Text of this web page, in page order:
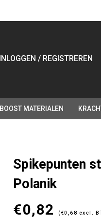
INLOGGEN / REGISTREREN
BOOST MATERIALEN
Spikepunten
Polanik
€0,82 (€0,68 excl.